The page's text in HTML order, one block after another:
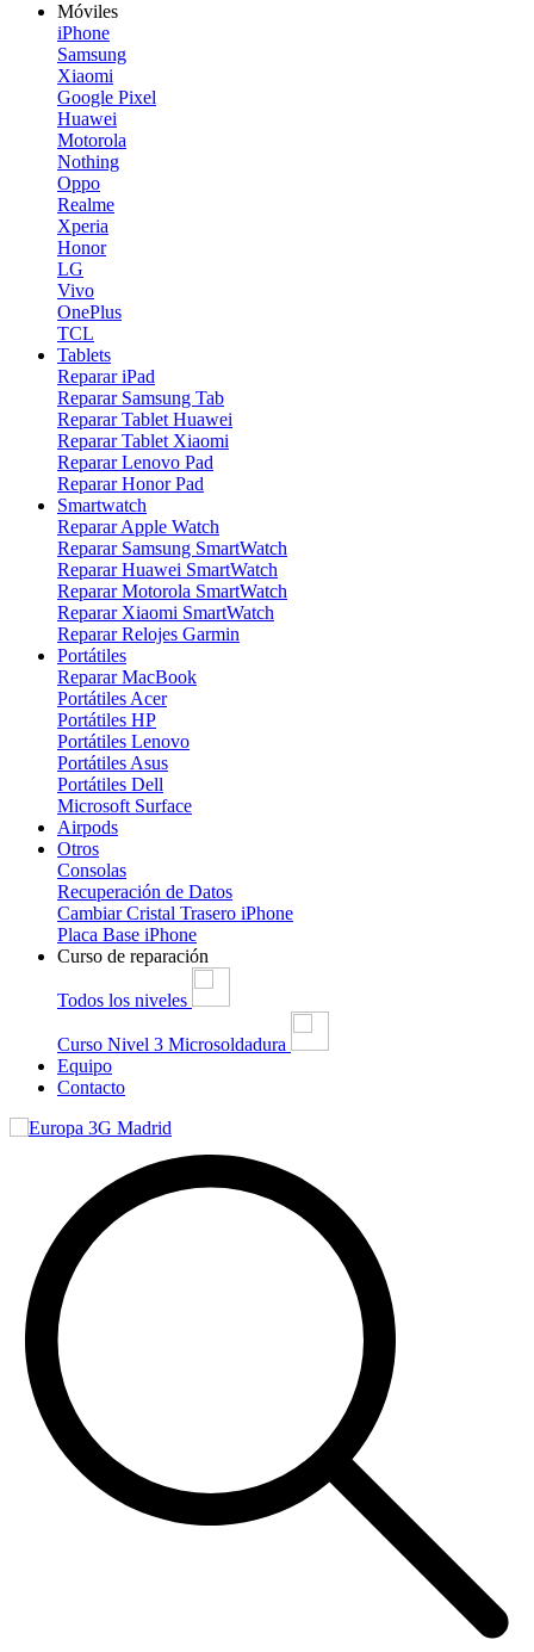
Móviles
iPhone
Samsung
Xiaomi
Google Pixel
Huawei
Motorola
Nothing
Oppo
Realme
Xperia
Honor
LG
Vivo
OnePlus
TCL
Tablets
Reparar iPad
Reparar Samsung Tab
Reparar Tablet Huawei
Reparar Tablet Xiaomi
Reparar Lenovo Pad
Reparar Honor Pad
Smartwatch
Reparar Apple Watch
Reparar Samsung SmartWatch
Reparar Huawei SmartWatch
Reparar Motorola SmartWatch
Reparar Xiaomi SmartWatch
Reparar Relojes Garmin
Portátiles
Reparar MacBook
Portátiles Acer
Portátiles HP
Portátiles Lenovo
Portátiles Asus
Portátiles Dell
Microsoft Surface
Airpods
Otros
Consolas
Recuperación de Datos
Cambiar Cristal Trasero iPhone
Placa Base iPhone
Curso de reparación
Todos los niveles
Curso Nivel 3 Microsoldadura
Equipo
Contacto